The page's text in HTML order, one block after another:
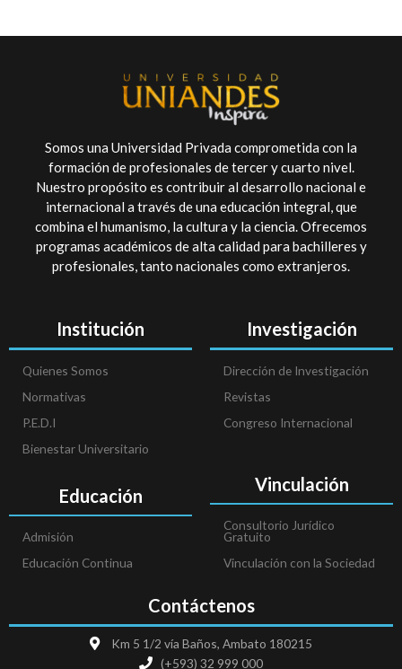
Somos una Universidad Privada comprometida con la
formación de profesionales de tercer y cuarto nivel.
Nuestro propósito es contribuir al desarrollo nacional e
internacional a través de una educación integral, que
combina el humanismo, la cultura y la ciencia. Ofrecemos
programas académicos de alta calidad para bachilleres y
profesionales, tanto nacionales como extranjeros.
Institución
Quienes Somos
Normativas
P.E.D.I
Bienestar Universitario
Educación
Admisión
Educación Continua
Investigación
Dirección de Investigación
Revistas
Congreso Internacional
Vinculación
Consultorio Jurídico
Gratuito
Vinculación con la Sociedad
Contáctenos
Km 5 1/2 vía Baños, Ambato 180215
(+593) 32 999 000